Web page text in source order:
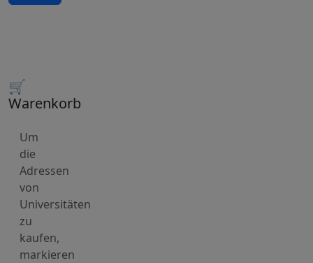
🛒
Warenkorb
Um
die
Adressen
von
Universitäten
zu
kaufen,
markieren